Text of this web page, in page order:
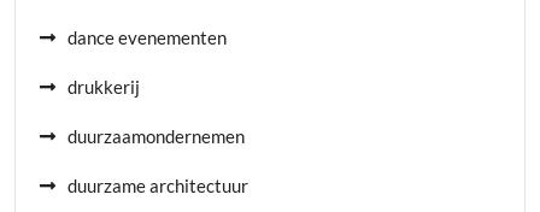
dance evenementen
drukkerij
duurzaamondernemen
duurzame architectuur